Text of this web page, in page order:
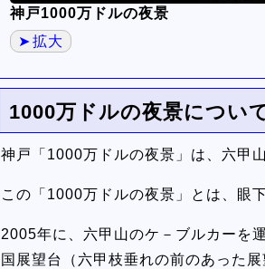
神戸1000万ドルの夜景
拡大
1000万ドルの夜景につい
神戸「1000万ドルの夜景」は、六甲
この「1000万ドルの夜景」とは、眼
2005年に、六甲山のケ－ブルカーを
国展望台（六甲枝垂れの前のあった